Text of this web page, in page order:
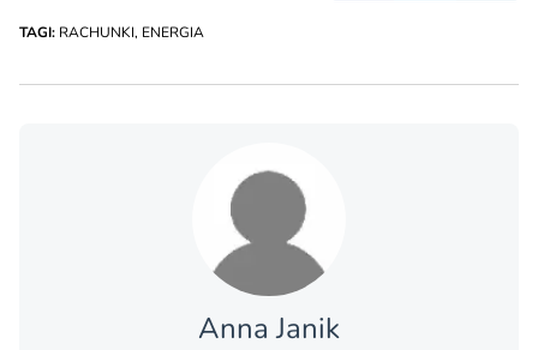
TAGI: RACHUNKI, ENERGIA
Anna Janik